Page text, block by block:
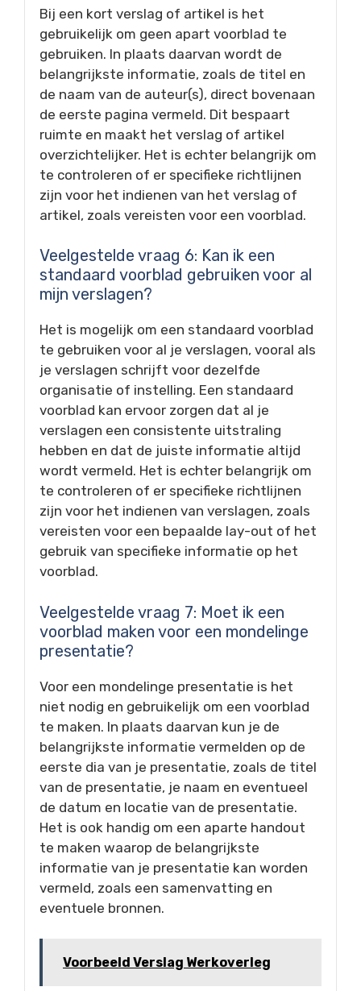
Bij een kort verslag of artikel is het
gebruikelijk om geen apart voorblad te
gebruiken. In plaats daarvan wordt de
belangrijkste informatie, zoals de titel en
de naam van de auteur(s), direct bovenaan
de eerste pagina vermeld. Dit bespaart
ruimte en maakt het verslag of artikel
overzichtelijker. Het is echter belangrijk om
te controleren of er specifieke richtlijnen
zijn voor het indienen van het verslag of
artikel, zoals vereisten voor een voorblad.
Veelgestelde vraag 6: Kan ik een
standaard voorblad gebruiken voor al
mijn verslagen?
Het is mogelijk om een standaard voorblad
te gebruiken voor al je verslagen, vooral als
je verslagen schrijft voor dezelfde
organisatie of instelling. Een standaard
voorblad kan ervoor zorgen dat al je
verslagen een consistente uitstraling
hebben en dat de juiste informatie altijd
wordt vermeld. Het is echter belangrijk om
te controleren of er specifieke richtlijnen
zijn voor het indienen van verslagen, zoals
vereisten voor een bepaalde lay-out of het
gebruik van specifieke informatie op het
voorblad.
Veelgestelde vraag 7: Moet ik een
voorblad maken voor een mondelinge
presentatie?
Voor een mondelinge presentatie is het
niet nodig en gebruikelijk om een voorblad
te maken. In plaats daarvan kun je de
belangrijkste informatie vermelden op de
eerste dia van je presentatie, zoals de titel
van de presentatie, je naam en eventueel
de datum en locatie van de presentatie.
Het is ook handig om een aparte handout
te maken waarop de belangrijkste
informatie van je presentatie kan worden
vermeld, zoals een samenvatting en
eventuele bronnen.
Voorbeeld Verslag Werkoverleg